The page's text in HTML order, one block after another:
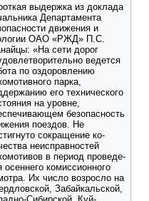
выдержка из доклада
Департамента
движения и
ОАО «РЖД» П.С.
«На сети дорог
ведется
по оздоровлению
парка,
его технического
на уровне,
без­опасность
поездов. Не
сокращение ко­
неисправностей
в период проведе­
осеннего комиссионного
Их число возросло на
Забайкальской,